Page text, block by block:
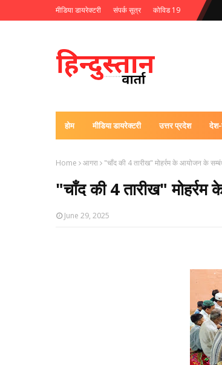
मीडिया डायरेक्टरी संपर्क सूत्र कोविड 19
होम मीडिया डायरेक्टरी उत्तर प्रदेश देश-
Home आगरा "चाँद की 4 तारीख" मोहर्रम के आयोजन के
"चाँद की 4 तारीख"
June 29, 2025